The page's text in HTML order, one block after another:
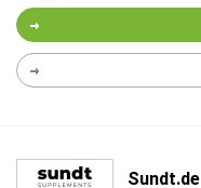
Sundt.de